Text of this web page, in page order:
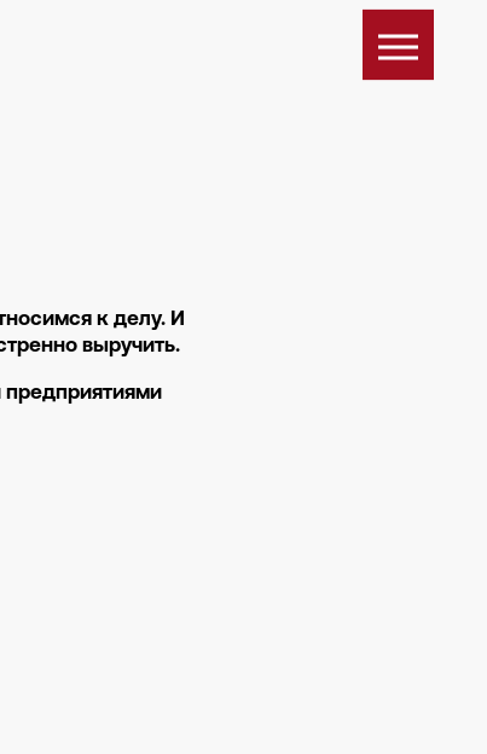
к делу. И
выручить.